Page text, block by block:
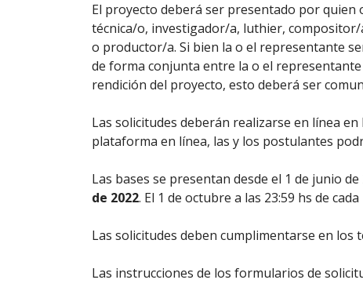
El proyecto deberá ser presentado por
técnica/o, investigador/a, luthier,
o productor/a. Si bien la o el representante
de forma conjunta entre la o el
rendición del proyecto, esto deberá ser
Las solicitudes deberán realizarse en línea en
plataforma en línea, las y los postulantes
Las bases se presentan desde el 1 de junio
de 2022. El 1 de octubre a las 23:59 hs de
Las solicitudes deben cumplimentarse en
Las instrucciones de los formularios de